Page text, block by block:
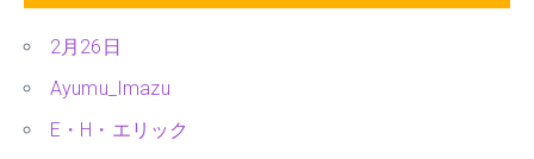
2月26日
Ayumu_Imazu
E・H・エリック